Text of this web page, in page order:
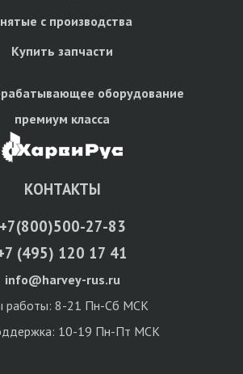
с производства
Купить запчасти
оборудование
премиум класса
КОНТАКТЫ
+7(800)500-27-83
(495) 120 17 41
info@harvey-rus.ru
работы: 8-21 Пн-Сб МСК
10-19 Пн-Пт МСК